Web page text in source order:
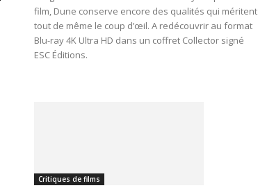
film, Dune conserve encore des qualités qui méritent
tout de même le coup d’œil. A redécouvrir au format
Blu-ray 4K Ultra HD dans un coffret Collector signé
ESC Éditions.
Critiques de films